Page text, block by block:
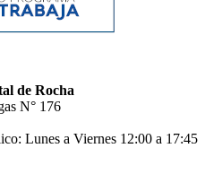
de Rocha
N° 176
Lunes a Viernes 12:00 a 17:45